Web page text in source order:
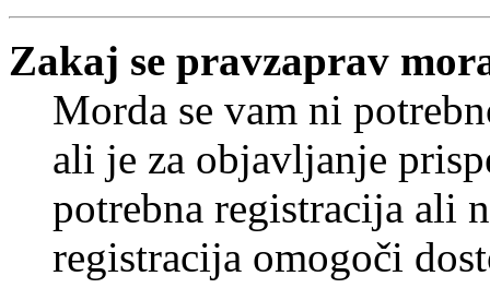
Zakaj se pravzaprav
Morda se vam ni
ali je za objavljanje
potrebna registracija ali
registracija omogoči